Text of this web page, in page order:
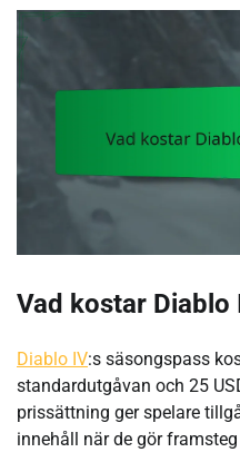
Vad kostar Diablo
Diablo IV:s säsongspass
standardutgåvan och 25
prissättning ger spelare
innehåll när de gör